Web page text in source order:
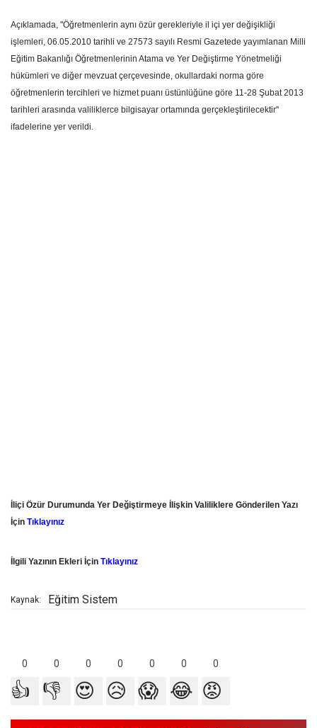
Açıklamada, ''Öğretmenlerin aynı özür gerekleriyle il içi yer değişikliği
işlemleri, 06.05.2010 tarihli ve 27573 sayılı Resmi Gazetede yayımlanan Milli
Eğitim Bakanlığı Öğretmenlerinin Atama ve Yer Değiştirme Yönetmeliği
hükümleri ve diğer mevzuat çerçevesinde, okullardaki norma göre
öğretmenlerin tercihleri ve hizmet puanı üstünlüğüne göre 11-28 Şubat 2013
tarihleri arasında valiliklerce bilgisayar ortamında gerçekleştirilecektir''
ifadelerine yer verildi.
İliçi Özür Durumunda Yer Değiştirmeye İlişkin Valiliklere Gönderilen Yazı
İçin Tıklayınız
İlgili Yazının Ekleri İçin Tıklayınız
Kaynak: Eğitim Sistem
0 0 0 0 0 0 0
👍 👎 😍 😥 😱 😂 😡